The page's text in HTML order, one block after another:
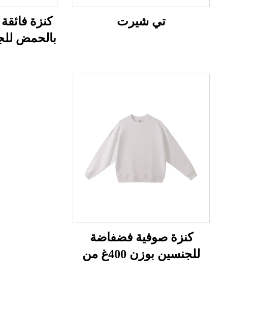
تي شيرت
كنزة
بالحمض
كنزة صوفية فضفاضة
للجنسين بوزن 400غ من